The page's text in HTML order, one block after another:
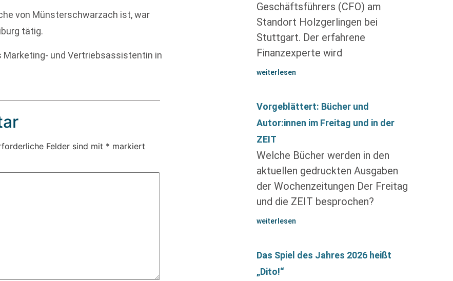
von Münsterschwarzach ist, war
tätig.
Marketing- und Vertriebsassistentin in
Felder sind mit * markiert
Geschäftsführers (CFO) am
Standort Holzgerlingen bei
Stuttgart. Der erfahrene
Finanzexperte wird
weiterlesen
Vorgeblättert: Bücher und
Autor:innen im Freitag und in der
ZEIT
Welche Bücher werden in den
aktuellen gedruckten Ausgaben
der Wochenzeitungen Der Freitag
und die ZEIT besprochen?
weiterlesen
Das Spiel des Jahres 2026 heißt
„Dito!“